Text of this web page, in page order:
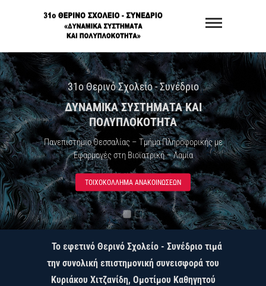
31o Θερινό
Συνέδριο
«Δυναμικά
Συστήματα
31o Θερινό Σχολείο - Συνέδριο
ΔΥΝΑΜΙΚΑ ΣΥΣΤΗΜΑΤΑ ΚΑΙ
ΠΟΛΥΠΛΟΚΟΤΗΤΑ
Πανεπιστήμιο Θεσσαλίας – Τμήμα Πληροφορικής με
Εφαρμογές στη Βιοϊατρική – Λαμία
ΤΟΙΧΟΚΌΛΛΗΜΑ ΑΝΑΚΟΙΝΏΣΕΩΝ
Το εφετινό Θερινό Σχολείο - Συνέδριο τιμά
την συνολική επιστημονική συνεισφορά του
Κυριάκου Χιτζανίδη, Ομοτίμου Καθηγητού